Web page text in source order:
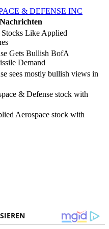
& DEFENSE INC
Like Applied
Gets Bullish BofA
Demand
sees mostly bullish views in
& Defense stock with
Aerospace stock with